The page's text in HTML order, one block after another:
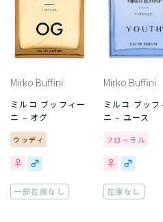
Mirko Buffini
ミルコ ブッフィー
ニ – オグ
ウッディ
一部在庫なし
Mirko Buffini
ミルコ ブッフ
ニ – ユース
フローラル
在庫なし